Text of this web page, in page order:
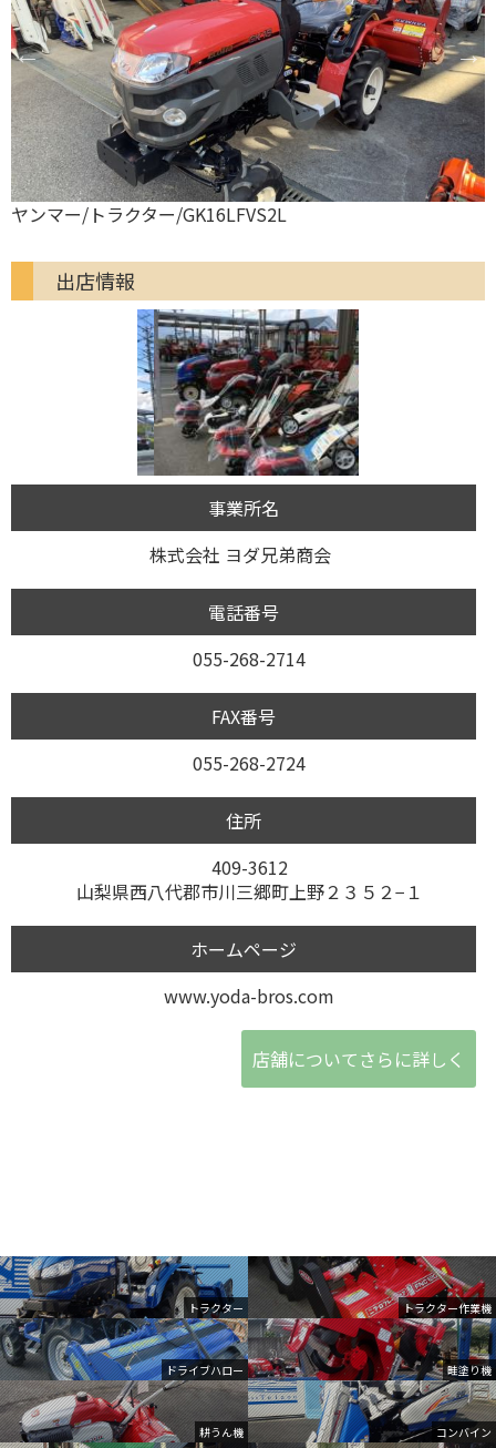
トラクター トラクター作業機
ドライブハロー 畦塗り機
耕うん機 コンバイン
ヤンマー/トラクター/GK16LFVS2L
出店情報
事業所名
株式会社 ヨダ兄弟商会
電話番号
055-268-2714
FAX番号
055-268-2724
住所
409-3612
山梨県西八代郡市川三郷町上野２３５２−１
ホームページ
www.yoda-bros.com
店舗についてさらに詳しく